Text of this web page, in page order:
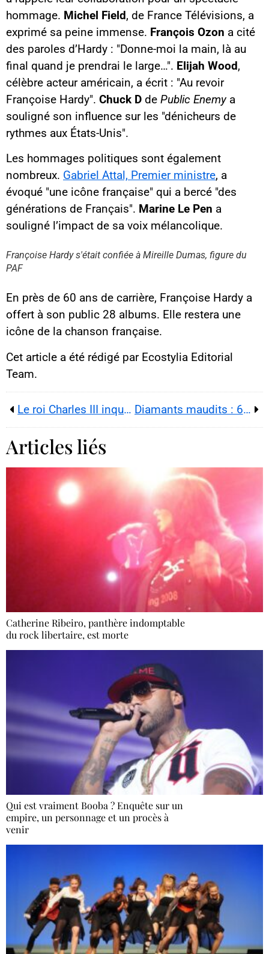
hommage. Michel Field, de France Télévisions, a
exprimé sa peine immense. François Ozon a cité
des paroles d’Hardy : "Donne-moi la main, là au
final quand je prendrai le large…". Elijah Wood,
célèbre acteur américain, a écrit : "Au revoir
Françoise Hardy". Chuck D de Public Enemya
souligné son influence sur les "dénicheurs de
rythmes aux États-Unis".
Les hommages politiques sont également
nombreux. Gabriel Attal, Premier ministre, a
évoqué "une icône française" qui a bercé "des
générations de Français". Marine Le Pen a
souligné l’impact de sa voix mélancolique.
Contenu YouTube
Charger
acceptez d’être suivi par
contenu / YouTube.
Françoise Hardy s'était confiée à Mireille Dumas, figure du
PAF
En près de 60 ans de carrière, Françoise Hardy a
offert à son public 28 albums. Elle restera une
icône de la chanson française.
Cet article a été rédigé par Ecostylia Editorial
Team.
Le roi Charles III inquiète la reine Camilla Diamants maudits : 6 pierres précieuses qui ont semé la mort et la ruine à travers l’Histoire
Articles liés
Catherine Ribeiro, panthère indomptable
du rock libertaire, est morte
Qui est vraiment Booba ? Enquête sur un
empire, un personnage et un procès à
venir